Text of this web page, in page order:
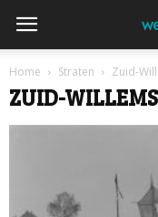
Home Straten Zuid-
ZUID-